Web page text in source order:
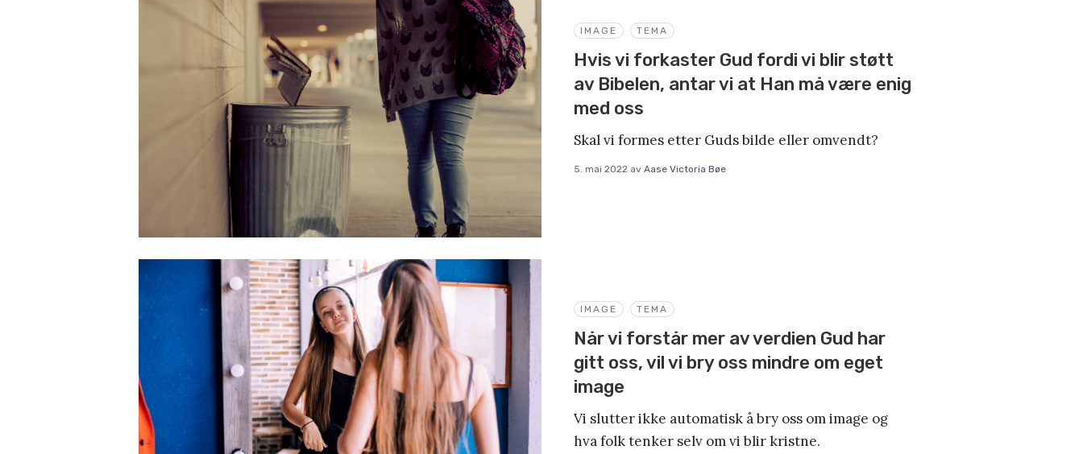
IMAGE TEMA
Hvis vi forkaster Gud fordi vi blir støtt
av Bibelen, antar vi at Han må være enig
med oss
Skal vi formes etter Guds bilde eller omvendt?
5. mai 2022 av Aase Victoria Bøe
IMAGE TEMA
Når vi forstår mer av verdien Gud har
gitt oss, vil vi bry oss mindre om eget
image
Vi slutter ikke automatisk å bry oss om image og
hva folk tenker selv om vi blir kristne.